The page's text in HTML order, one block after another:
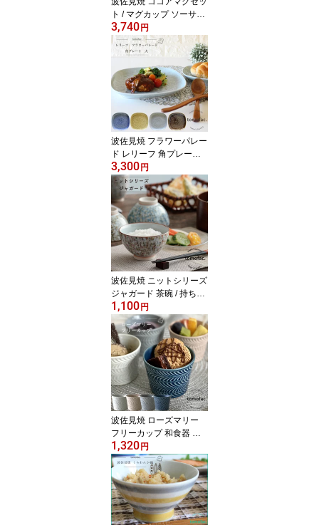
ト / マグカップ ソーサー
プレート 洋食 食器 皿 結
婚祝い プレゼント 可愛
い ギフト キャンプ ティ
ーカップ コーヒーカップ
コップ 皿 北欧 インテリ
ア おしゃれ 無地 シンプ
3,740 円
波佐見焼 フラワーパレー
ド レリーフ 角プレート
大 シンプル 結婚祝い
敬老の日 プレゼント
贈り物 ギフト 食器 器
磁器 陶器 日本製 おしゃ
れ 無地 カラフル かわい
い シンプル 誕生日 ギフ
ト 結婚祝い 新居祝い 新
築祝い ラッピング 北欧
柄
3,300 円
波佐見焼 ニットシリーズ
ジャガード 茶碗 / 持ちや
すい 和柄 シンプル ギフ
ト セット プレゼント 鍋
おうちごはん ナチュラル
食器 おしゃれ かわいい
可愛い モダン tomofac
1,100 円
波佐見焼 ローズマリー
フリーカップ 和食器 洋
食 食器 カップ お揃い
結婚祝い 新生活 テーブ
ルコーディネート プレゼ
ント 家族食器 可愛い ギ
フト
1,320 円